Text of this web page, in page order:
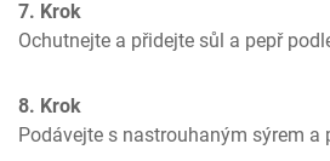
7. Krok
Ochutnejte a přidejte sůl a pepř
8. Krok
Podávejte s nastrouhaným sýrem a